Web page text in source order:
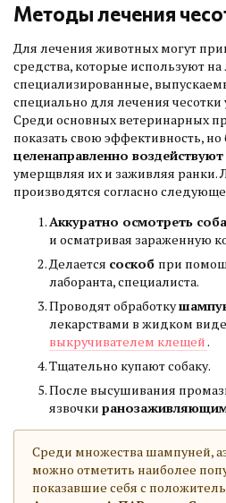
Методы лечения
Для лечения животных могут
средства, которые используют на
специализированные,
специально для лечения чесотки
Среди основных ветеринарных
показать свою эффективность,
целенаправленно
умерщвляя их и заживляя ранки.
производятся согласно
Аккуратно осмотреть
и осматривая зараженную
Делается соскоб при
лаборанта, специалиста.
Проводят обработку
лекарствами в жидком
выкручивателем клещей.
Тщательно купают собаку.
После высушивания
язвочки
Среди множества шампуней,
можно отметить наиболее
показавшие себя с